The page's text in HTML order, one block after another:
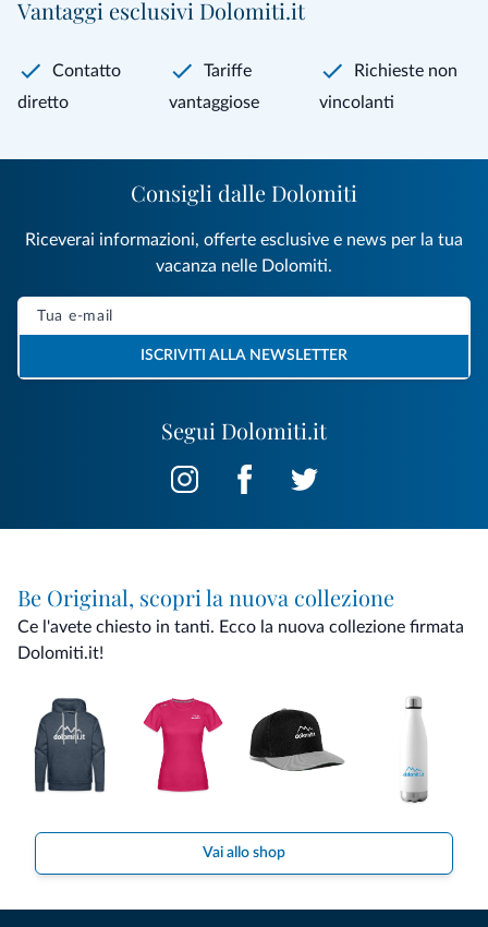
Vantaggi esclusivi Dolomiti.it
Contatto
diretto
Tariffe
vantaggiose
Richieste non
vincolanti
Segui Dolomiti.it
Consigli dalle Dolomiti
Riceverai informazioni, offerte esclusive e news per la tua
vacanza nelle Dolomiti.
ISCRIVITI ALLA NEWSLETTER
Be Original, scopri la nuova collezione
Ce l'avete chiesto in tanti. Ecco la nuova collezione firmata
Dolomiti.it!
Vai allo shop